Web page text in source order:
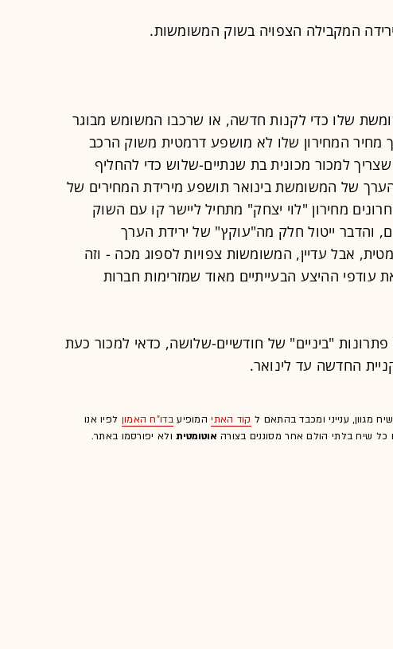
המקבילה הצפויה בשוק המשומשות.
שלו כדי לקנות חדשה, או שרכבו המשומש מבוגר
ולפיכך מחיר המחירון שלו לא מושפע דרמטית משוק הרכב
למכור מכונית בת שנתיים-שלוש כדי להחליף
של המשומשת בינואר תושפע מירידת המחירים של
מחירון "לוי יצחק" מתחיל ליישר קו עם השוק
והדבר ייטול חלק מה"עוקץ" של ירידת הערך
אבל עדיין, המשומשות צפויות לספוג מכה - וזה
עודפי ההיצע הבעייתיים מאוד שמזרימות חברות
"ביניים" של חודשיים-שלושה, כדאי למכור כעת
החדשה עד לינואר.
מגוון, ענייני ומכבד בהתאם ל קוד האתיהמופיעבדו"ח האמון לפיו אנו
כל שיח בלתי הולם אחר מסוננים בצורה אוטומטיתולא יפורסמו באתר.